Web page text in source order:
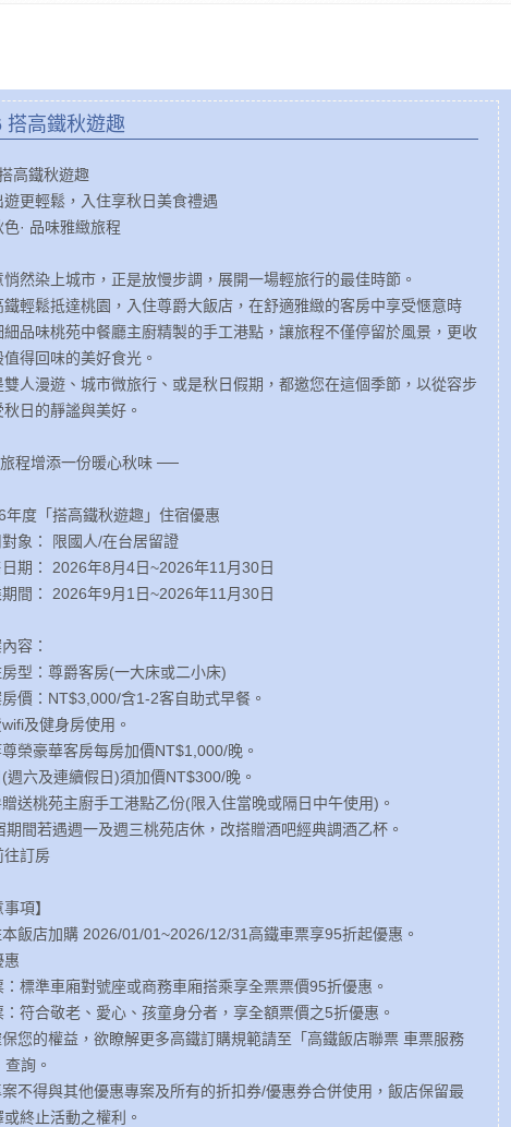
搭高鐵秋遊趣
高鐵秋遊趣
遊更輕鬆，入住享秋日美食禮遇
· 品味雅緻旅程
悄然染上城市，正是放慢步調，展開一場輕旅行的最佳時節。
鐵輕鬆抵達桃園，入住尊爵大飯店，在舒適雅緻的客房中享受愜意時
細品味桃苑中餐廳主廚精製的手工港點，讓旅程不僅停留於風景，更收
得回味的美好食光。
雙人漫遊、城市微旅行、或是秋日假期，都邀您在這個季節，以從容步
日的靜謐與美好。
程增添一份暖心秋味 ──
年度「搭高鐵秋遊趣」住宿優惠
象： 限國人/在台居留證
期： 2026年8月4日~2026年11月30日
間： 2026年9月1日~2026年11月30日
容：
型：尊爵客房(一大床或二小床)
價：NT$3,000/含1-2客自助式早餐。
及健身房使用。
榮豪華客房每房加價NT$1,000/晚。
週六及連續假日)須加價NT$300/晚。
送桃苑主廚手工港點乙份(限入住當晚或隔日中午使用)。
期間若遇週一及週三桃苑店休，改搭贈酒吧經典調酒乙杯。
訂房
事項】
飯店加購 2026/01/01~2026/12/31高鐵車票享95折起優惠。
惠
：標準車廂對號座或商務車廂搭乘享全票票價95折優惠。
：符合敬老、愛心、孩童身分者，享全額票價之5折優惠。
您的權益，欲瞭解更多高鐵訂購規範請至「高鐵飯店聯票 車票服務
詢。
不得與其他優惠專案及所有的折扣券/優惠券合併使用，飯店保留最
終止活動之權利。